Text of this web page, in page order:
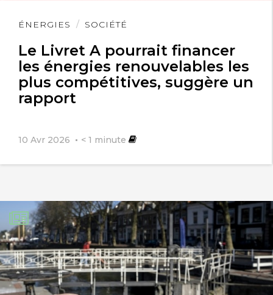
ÉNERGIES SOCIÉTÉ
Le Livret A pourrait financer
les énergies renouvelables les
plus compétitives, suggère un
rapport
10 Avr 2026 < 1 minute
Lire